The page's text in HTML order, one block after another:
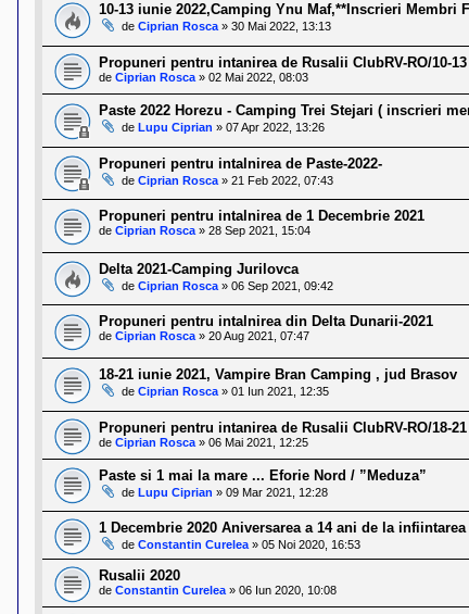
10-13 iunie 2022,Camping Ynu Maf,**Inscrieri Membri
de Ciprian Rosca » 30 Mai 2022, 13:13
Propuneri pentru intanirea de Rusalii ClubRV-RO/10-
de Ciprian Rosca » 02 Mai 2022, 08:03
Paste 2022 Horezu - Camping Trei Stejari ( inscrieri
de Lupu Ciprian » 07 Apr 2022, 13:26
Propuneri pentru intalnirea de Paste-2022-
de Ciprian Rosca » 21 Feb 2022, 07:43
Propuneri pentru intalnirea de 1 Decembrie 2021
de Ciprian Rosca » 28 Sep 2021, 15:04
Delta 2021-Camping Jurilovca
de Ciprian Rosca » 06 Sep 2021, 09:42
Propuneri pentru intalnirea din Delta Dunarii-2021
de Ciprian Rosca» 20 Aug 2021, 07:47
18-21 iunie 2021, Vampire Bran Camping , jud Brasov
de Ciprian Rosca » 01 Iun 2021, 12:35
Propuneri pentru intanirea de Rusalii ClubRV-RO/18-
de Ciprian Rosca » 06 Mai 2021, 12:25
Paste si 1 mai la mare ... Eforie Nord / ”Meduza”
de Lupu Ciprian » 09 Mar 2021, 12:28
1 Decembrie 2020 Aniversarea a 14 ani de la
de Constantin Curelea » 05 Noi 2020, 16:53
Rusalii 2020
de Constantin Curelea » 06 Iun 2020, 10:08